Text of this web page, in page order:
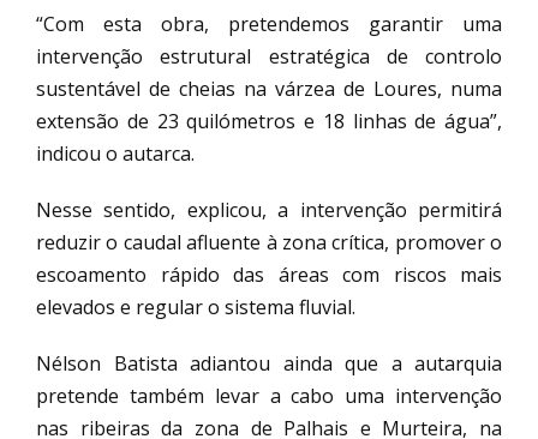
“Com esta obra, pretendemos garantir uma
intervenção estrutural estratégica de controlo
sustentável de cheias na várzea de Loures, numa
extensão de 23 quilómetros e 18 linhas de água”,
indicou o autarca.
Nesse sentido, explicou, a intervenção permitirá
reduzir o caudal afluente à zona crítica, promover o
escoamento rápido das áreas com riscos mais
elevados e regular o sistema fluvial.
Nélson Batista adiantou ainda que a autarquia
pretende também levar a cabo uma intervenção
nas ribeiras da zona de Palhais e Murteira, na